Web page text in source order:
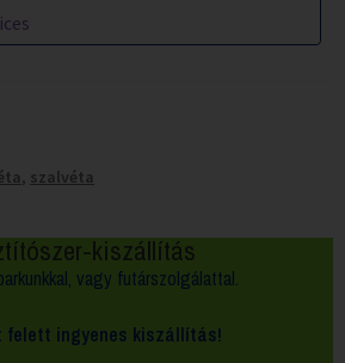
szalvéta
kiszállítás
vagy futárszolgálattal.
felett ingyenes kiszállítás!